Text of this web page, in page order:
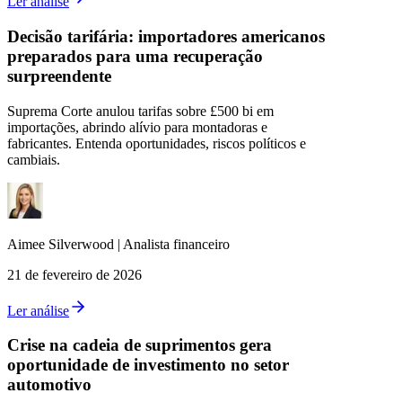
Decisão tarifária: importadores americanos
preparados para uma recuperação
surpreendente
Suprema Corte anulou tarifas sobre £500 bi em
importações, abrindo alívio para montadoras e
fabricantes. Entenda oportunidades, riscos políticos e
cambiais.
Aimee Silverwood | Analista financeiro
21 de fevereiro de 2026
Ler análise
Crise na cadeia de suprimentos gera
oportunidade de investimento no setor
automotivo